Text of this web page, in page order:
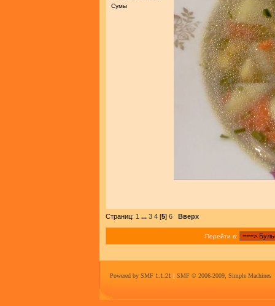
Сумы
Страниц: 1 ... 3 4 [5] 6 Вверх
Перейти в:
Powered by SMF 1.1.21 | SMF © 2006-2009, Simple Machines